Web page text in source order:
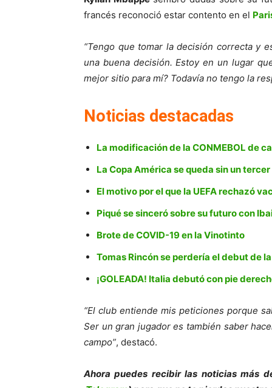
francés reconoció estar contento en el
“Tengo que tomar la decisión correcta y
una buena decisión. Estoy en un lugar
mejor sitio para mí? Todavía no tengo la
Noticias destacadas
La modificación de la CONMEBOL de
La Copa América se queda sin un
El motivo por el que la UEFA rechazó
Piqué se sinceró sobre su futuro con
Brote de COVID-19 en la Vinotinto
Tomas Rincón se perdería el debut de
¡GOLEADA! Italia debutó con pie
“El club entiende mis peticiones porque
Ser un gran jugador es también saber
campo”, destacó.
Ahora puedes recibir las noticias más